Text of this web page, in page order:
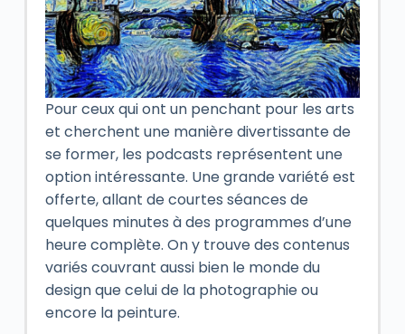
Pour ceux qui ont un penchant pour les arts
et cherchent une manière divertissante de
se former, les podcasts représentent une
option intéressante. Une grande variété est
offerte, allant de courtes séances de
quelques minutes à des programmes d’une
heure complète. On y trouve des contenus
variés couvrant aussi bien le monde du
design que celui de la photographie ou
encore la peinture.